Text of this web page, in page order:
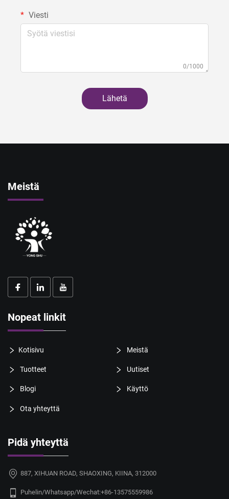
Viesti
0/1000
Lähetä
Meistä
Nopeat linkit
Kotisivu Meistä
Tuotteet Uutiset
Blogi Käyttö
Ota yhteyttä
Pidä yhteyttä
887, XIHUAN ROAD, SHAOXING, KIINA, 312000
Puhelin/Whatsapp/Wechat:+86-13575559986